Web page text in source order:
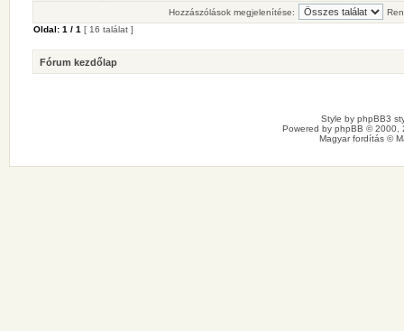
Hozzászólások megjelenítése:
Oldal: 1 / 1 [ 16 találat ]
Fórum kezdőlap
Style by phpBB3
Powered by phpBB © 2000,
Magyar fordítás ©